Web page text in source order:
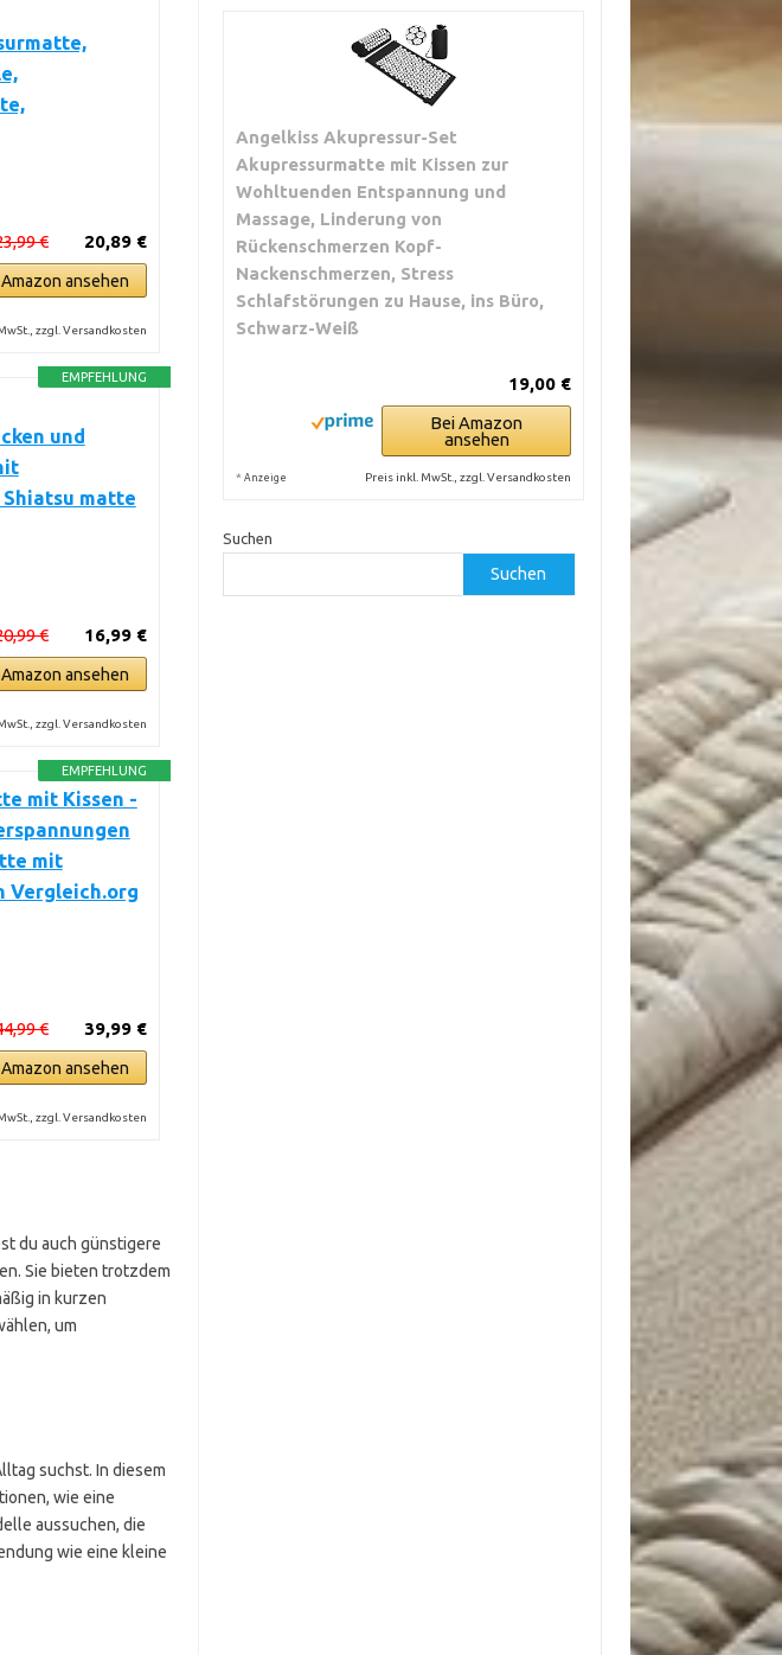
20,89 €
€
ansehen
zzgl. Versandkosten
EMPFEHLUNG
und
matte
16,99 €
€
ansehen
zzgl. Versandkosten
EMPFEHLUNG
mit Kissen -
mit
Vergleich.org
39,99 €
€
ansehen
zzgl. Versandkosten
du auch günstigere
Sie bieten trotzdem
in kurzen
um
suchst. In diesem
wie eine
aussuchen, die
wie eine kleine
Angelkiss Akupressur-Set
Akupressurmatte mit Kissen zur
Wohltuenden Entspannung und
Massage, Linderung von
Rückenschmerzen Kopf-
Nackenschmerzen, Stress
Schlafstörungen zu Hause, ins Büro,
Schwarz-Weiß
19,00 €
Bei Amazon
ansehen
* Anzeige Preis inkl. MwSt., zzgl. Versandkosten
Suchen
Suchen